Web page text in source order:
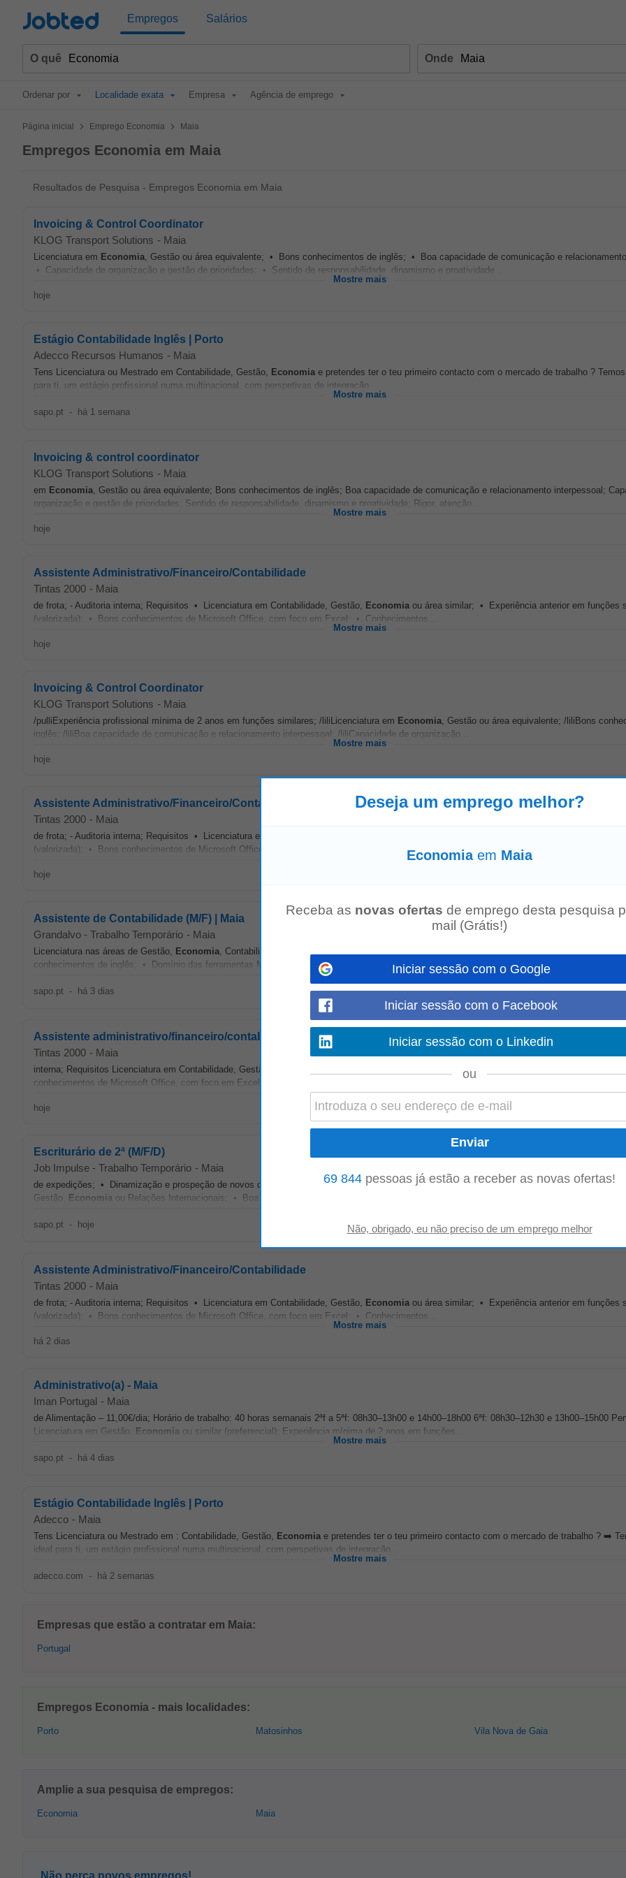
Jobted Empregos Salários
O quê Onde
Ordenar por Localidade exata Empresa Agência de emprego
Página inicial > Emprego Economia > Maia
Empregos Economia em Maia
Resultados de Pesquisa - Empregos Economia em Maia
Invoicing & Control Coordinator
KLOG Transport Solutions - Maia
Licenciatura em Economia, Gestão ou área equivalente; • Bons conhecimentos de inglês; • Boa capacidade de comunicação e
• Capacidade de organização e gestão de prioridades; • Sentido de responsabilidade, dinamismo e proatividade...
Mostre mais
hoje
Estágio Contabilidade Inglês | Porto
Adecco Recursos Humanos - Maia
Tens Licenciatura ou Mestrado em Contabilidade, Gestão, Economia e pretendes ter o teu primeiro contacto com o mercado de trabalho ?
para ti, um estágio profissional numa multinacional, com perspetivas de integração...
Mostre mais
sapo.pt - há 1 semana
Invoicing & control coordinator
KLOG Transport Solutions - Maia
em Economia, Gestão ou área equivalente; Bons conhecimentos de inglês; Boa capacidade de comunicação e relacionamento interpessoal;
organização e gestão de prioridades; Sentido de responsabilidade, dinamismo e proatividade; Rigor, atenção...
Mostre mais
hoje
Assistente Administrativo/Financeiro/Contabilidade
Tintas 2000 - Maia
de frota; - Auditoria interna; Requisitos • Licenciatura em Contabilidade, Gestão, Economia ou área similar; • Experiência anterior em funções
(valorizada); • Bons conhecimentos de Microsoft Office, com foco em Excel; • Conhecimentos...
Mostre mais
hoje
Invoicing & Control Coordinator
KLOG Transport Solutions - Maia
/pulliExperiência profissional mínima de 2 anos em funções similares; /liliLicenciatura em Economia, Gestão ou área equivalente; /liliBons
inglês; /liliBoa capacidade de comunicação e relacionamento interpessoal; /liliCapacidade de organização...
Mostre mais
hoje
Assistente Administrativo/Financeiro/Contabilidade
Tintas 2000 - Maia
de frota; - Auditoria interna; Requisitos • Licenciatura em Contabilidade, Gestão,
(valorizada); • Bons conhecimentos de Microsoft Office, com foco em Excel; • Conhecimentos...
hoje
Assistente de Contabilidade (M/F) | Maia
Grandalvo - Trabalho Temporário - Maia
Licenciatura nas áreas de Gestão, Economia, Contabilidade ou áreas afins; • Experiência profissional até 2 anos em funções similares; • Bons
conhecimentos de inglês; • Domínio das ferramentas MS Office, sobretudo Excel; • Conhecimentos em SAP (valorizado...
sapo.pt - há 3 dias
Assistente administrativo/financeiro/contabilidade
Tintas 2000 - Maia
interna; Requisitos Licenciatura em Contabilidade, Gestão,
ou área similar; Experiência anterior em funções semelhantes (valorizada);
conhecimentos de Microsoft Office, com foco em Excel; Conhecimentos de legislação fiscal (preferencial...
Mostre mais
hoje
Escriturário de 2ª (M/F/D)
Job Impulse - Trabalho Temporário - Maia
de expedições; • Dinamização e prospeção de novos clientes; • Acompanhamento semanal dos clientes atuais. Requisitos: • Licenciatura nas
Gestão, Economia ou Relações Internacionais; • Boa capacidade de comunicação e facilidade no contacto...
sapo.pt - hoje
Assistente Administrativo/Financeiro/Contabilidade
Tintas 2000 - Maia
de frota; - Auditoria interna; Requisitos • Licenciatura em Contabilidade, Gestão, Economia ou área similar; • Experiência anterior em funções
(valorizada); • Bons conhecimentos de Microsoft Office, com foco em Excel; • Conhecimentos...
Mostre mais
há 2 dias
Administrativo(a) - Maia
Iman Portugal - Maia
de Alimentação – 11,00€/dia; Horário de trabalho: 40 horas semanais 2ªf a 5ªf: 08h30–13h00 e 14h00–18h00 6ªf: 08h30–12h30 e 13h00–15h00
Licenciatura em Gestão, Economia ou similar (preferencial); Experiência mínima de 2 anos em funções...
Mostre mais
sapo.pt - há 4 dias
Estágio Contabilidade Inglês | Porto
Adecco - Maia
Tens Licenciatura ou Mestrado em : Contabilidade, Gestão, Economia e pretendes ter o teu primeiro contacto com o mercado de trabalho ? ➡️
ideal para ti, um estágio profissional numa multinacional, com perspetivas de integração...
Mostre mais
adecco.com - há 2 semanas
Empresas que estão a contratar em Maia:
Portugal
Empregos Economia - mais localidades:
Porto Matosinhos Vila Nova de Gaia
Amplie a sua pesquisa de empregos:
Economia Maia
Não perca novos empregos!
Deseja um emprego melhor?
Economiaem Maia
Receba as novas ofertas de emprego desta pesquisa
mail (Grátis!)
Iniciar sessão com o Google
Iniciar sessão com o Facebook
Iniciar sessão com o Linkedin
ou
69 844 pessoas já estão a receber as novas ofertas!